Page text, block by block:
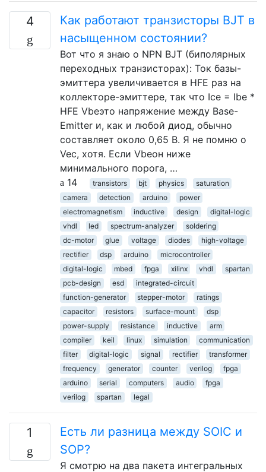
4
Как работают транзисторы BJT в
насыщенном состоянии?
Вот что я знаю о NPN BJT (биполярных
переходных транзисторах): Ток базы-
эмиттера увеличивается в HFE раз на
коллекторе-эмиттере, так что Ice = Ibe *
HFE Vbeэто напряжение между Base-
Emitter и, как и любой диод, обычно
составляет около 0,65 В. Я не помню о
Vec, хотя. Если Vbeон ниже
минимального порога, …
14
transistors bjt physics
saturation
camera
detection arduino
power
electromagnetism
inductive design
digital-logic
vhdl
led spectrum-analyzer
soldering
dc-motor
glue voltage diodes
high-voltage
rectifier
dsp arduino
microcontroller
digital-logic
mbed fpga xilinx vhdl
spartan
pcb-design
esd
integrated-circuit
function-generator
stepper-motor
ratings
capacitor
resistors surface-mount
dsp
power-supply
resistance inductive
arm
compiler
keil linux simulation
communication
filter
digital-logic signal rectifier
transformer
frequency
generator counter verilog
fpga
arduino
serial computers audio
fpga
verilog
spartan legal
1
Есть ли разница между SOIC и
SOP?
Я смотрю на два пакета интегральных